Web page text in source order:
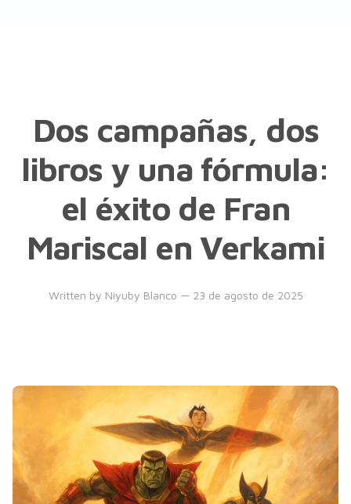
Dos campañas, dos
libros y una fórmula:
el éxito de Fran
Mariscal en Verkami
Written by Niyuby Blanco — 23 de agosto de 2025